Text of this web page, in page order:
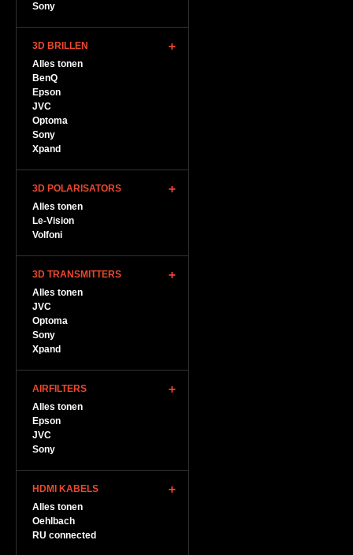
Sony
3D BRILLEN
Alles tonen
BenQ
Epson
JVC
Optoma
Sony
Xpand
3D POLARISATORS
Alles tonen
Le-Vision
Volfoni
3D TRANSMITTERS
Alles tonen
JVC
Optoma
Sony
Xpand
AIRFILTERS
Alles tonen
Epson
JVC
Sony
HDMI KABELS
Alles tonen
Oehlbach
RU connected